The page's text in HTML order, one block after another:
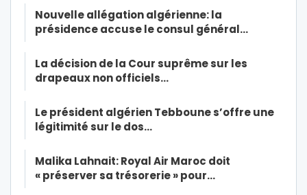
Nouvelle allégation algérienne: la
présidence accuse le consul général…
La décision de la Cour suprême sur les
drapeaux non officiels…
Le président algérien Tebboune s’offre une
légitimité sur le dos…
Malika Lahnait: Royal Air Maroc doit
« préserver sa trésorerie » pour…